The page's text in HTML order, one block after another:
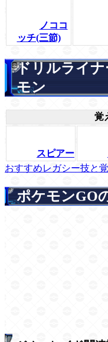
ノココ
ッチ(三節)
ドリルライ
モン
覚
スピアー
おすすめレガシー技と
ポケモンGO